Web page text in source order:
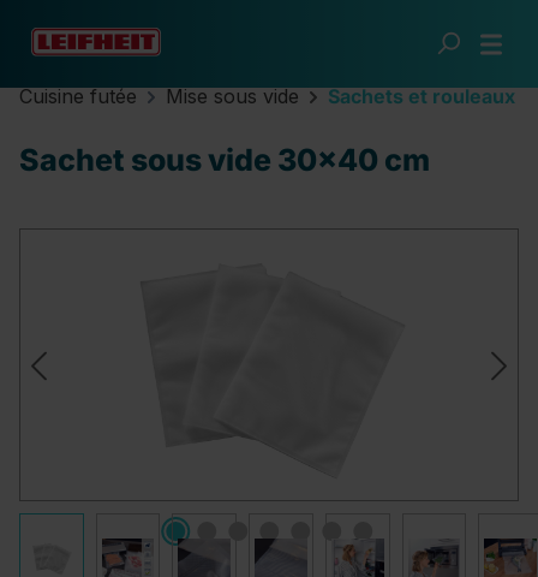
Passer au contenu principal
Cuisine futée Mise sous vide Sachets et rouleaux
Sachet sous vide 30x40 cm